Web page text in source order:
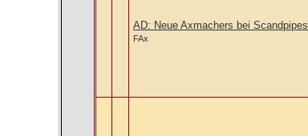
AD: Neue Axmachers bei Scandpipes
FAx